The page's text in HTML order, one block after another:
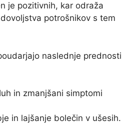
je pozitivnih, kar odraža
potrošnikov s tem
naslednje prednosti
in zmanjšani simptomi
in lajšanje bolečin v ušesih.